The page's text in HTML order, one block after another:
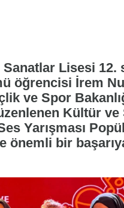
Lisesi 12.
öğrencisi İrem
ve Spor
Kültür ve
Yarışması
önemli bir